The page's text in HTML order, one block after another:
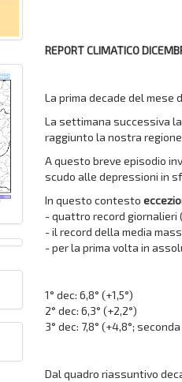
REPORT CLIMATICO
La prima decade del
La settimana successiva
raggiunto la nostra
A questo breve episodio
scudo alle depressioni in
In questo contesto
- quattro record giornalieri
- il record della media
- per la prima volta in
1° dec: 6,8° (+1,5°)
2° dec: 6,3° (+2,2°)
3° dec: 7,8° (+4,8°;
Dal quadro riassuntivo